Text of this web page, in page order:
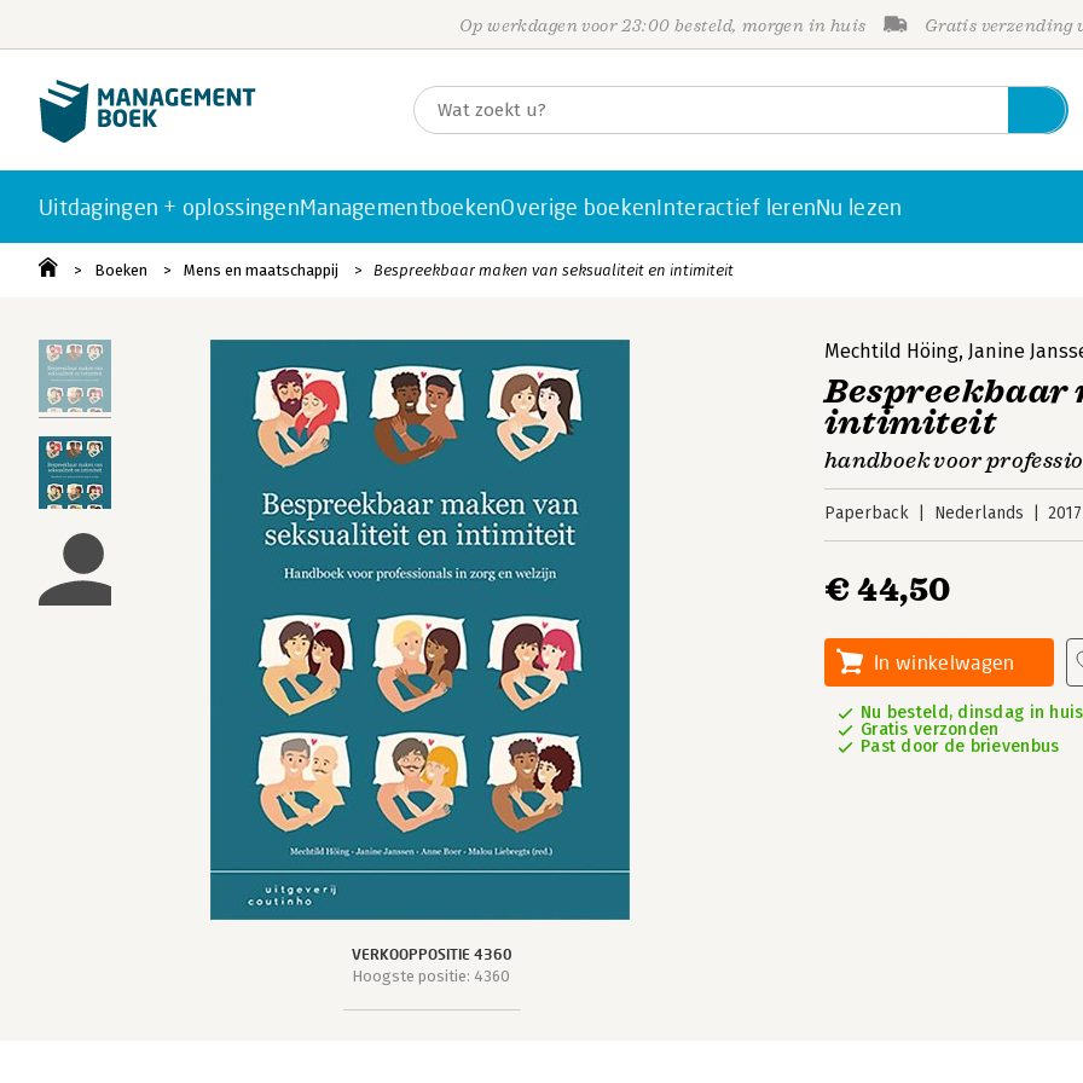
Op werkdagen voor 23:00 besteld, morgen in huis Gratis verzending
Uitdagingen + oplossingenManagementboekenOverige boekenInteractief lerenNu lezen
Boeken Mens en maatschappij Bespreekbaar maken van seksualiteit en intimiteit
VERKOOPPOSITIE 4360
Hoogste positie: 4360
Mechtild Höing, Janine
intimiteit
handboek voor
Paperback Nederlands 2017
€ 44,50
In winkelwagen
Nu besteld, dinsdag in huis
Gratis verzonden
Past door de brievenbus